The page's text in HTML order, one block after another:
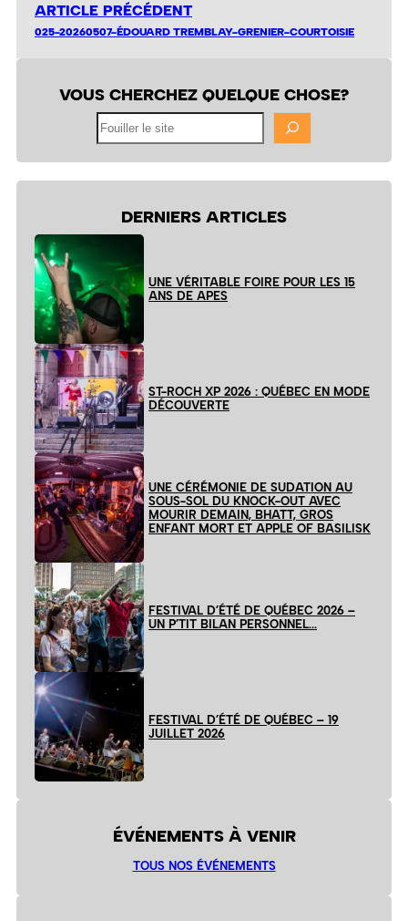
ARTICLE PRÉCÉDENT
025-20260507-ÉDOUARD TREMBLAY-GRENIER-COURTOISIE
VOUS CHERCHEZ QUELQUE CHOSE?
DERNIERS ARTICLES
UNE VÉRITABLE FOIRE POUR LES 15
ANS DE APES
ST-ROCH XP 2026 : QUÉBEC EN MODE
DÉCOUVERTE
UNE CÉRÉMONIE DE SUDATION AU
SOUS-SOL DU KNOCK-OUT AVEC
MOURIR DEMAIN, BHATT, GROS
ENFANT MORT ET APPLE OF BASILISK
FESTIVAL D’ÉTÉ DE QUÉBEC 2026 –
UN P’TIT BILAN PERSONNEL…
FESTIVAL D’ÉTÉ DE QUÉBEC – 19
JUILLET 2026
ÉVÉNEMENTS À VENIR
TOUS NOS ÉVÉNEMENTS